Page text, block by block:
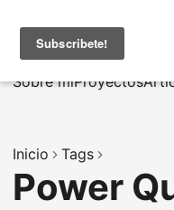
MarcusRB
Sobre míProyectos
Inicio Tags
Power